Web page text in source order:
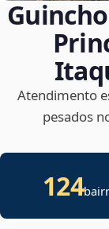
Atendimento
pesados
124